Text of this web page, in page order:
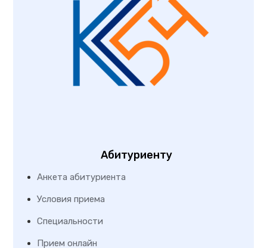
Абитуриенту
Анкета абитуриента
Условия приема
Специальности
Прием онлайн